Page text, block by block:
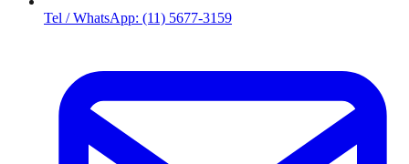
Tel / WhatsApp: (11) 5677-3159